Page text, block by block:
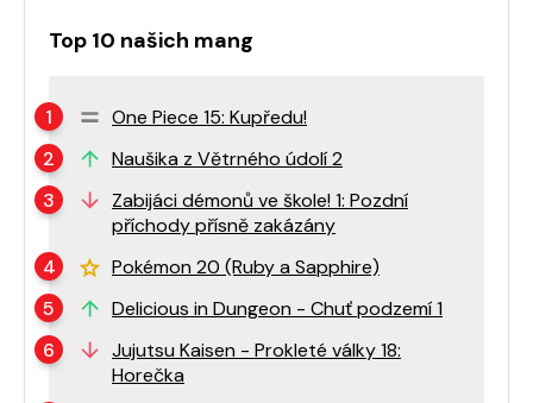
Top 10 našich mang
One Piece 15: Kupředu!
Naušika z Větrného údolí 2
Zabijáci démonů ve škole! 1: Pozdní
příchody přísně zakázány
Pokémon 20 (Ruby a Sapphire)
Delicious in Dungeon - Chuť podzemí 1
Jujutsu Kaisen - Prokleté války 18:
Horečka